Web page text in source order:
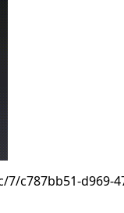
c787bb51-d969-